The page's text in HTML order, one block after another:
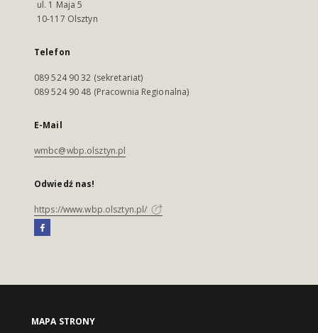
ul. 1 Maja 5
10-117 Olsztyn
Telefon
089 524 90 32 (sekretariat)
089 524 90 48 (Pracownia Regionalna)
E-Mail
wmbc@wbp.olsztyn.pl
Odwiedź nas!
https://www.wbp.olsztyn.pl/
MAPA STRONY